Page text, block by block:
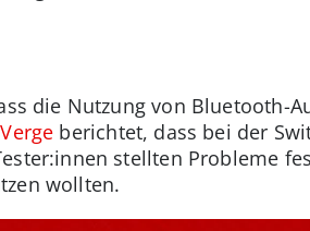
die Nutzung von Bluetooth-
berichtet, dass bei der
stellten Probleme
wollten.